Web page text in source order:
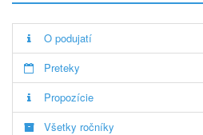
O podujatí
Preteky
Propozície
Všetky ročníky